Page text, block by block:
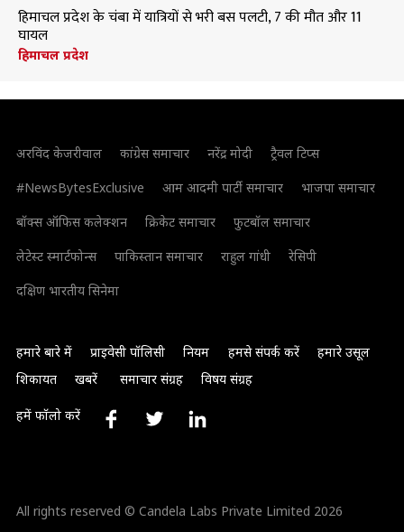
हिमाचल प्रदेश के चंबा में यात्रियों से भरी बस पलटी, 7 की मौत और 11
घायल
हिमाचल प्रदेश
अरविंद केजरीवाल कांग्रेस समाचार नरेंद्र मोदी
ट्रैवल टिप्स
#NewsBytesExclusive
आम आदमी पार्टी समाचार
भाजपा समाचार
बॉक्स ऑफिस कलेक्शन
क्रिकेट समाचार
फुटबॉल समाचार
लेटेस्ट स्मार्टफोन्स
पाकिस्तान समाचार राहुल गांधी
रेसिपी
दक्षिण भारतीय सिनेमा
हमारे बारे में प्राइवेसी पॉलिसी नियम हमसे संपर्क करें
हमारे उसूल
शिकायत
खबरें समाचार संग्रह विषय संग्रह
हमें फॉलो करें
All rights reserved © Candela Labs Private Limited 2026